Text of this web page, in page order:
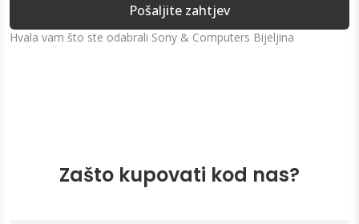
Pošaljite zahtjev
Hvala vam što ste odabrali Sony & Computers Bijeljina
Zašto kupovati kod nas?